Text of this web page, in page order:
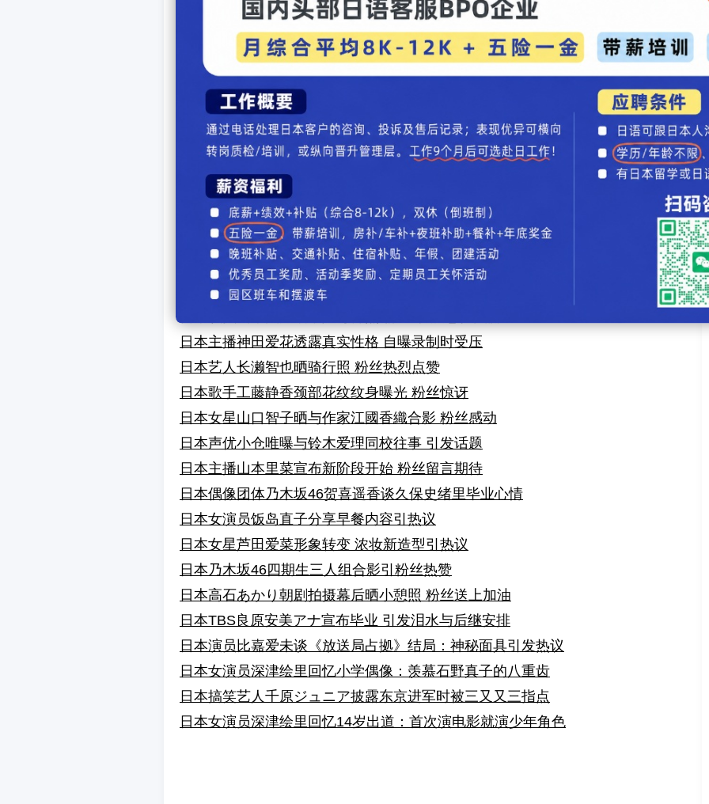
下一篇娱乐： 日本乃木坂46四期生三人组合影引粉丝热赞
【发表评论】【 加入收藏】【告诉好友】【打印此文 】【 关闭窗口】
相关文章
日本杉浦太陽谈辻希美母性与育儿日常
日本日向坂46五期生写真引发粉丝热议
日本野口健长女入选“美丽日本”决赛选手
日本高岛礼子分享“独自吃拉面”幸福瞬间
日本佐々木希与大政绫共享烧肉美照
日本乃木坂菅原咲月晒全黑装美腿照
日本辻希美长女希空曝出道前浓妆趣事
日本TBS櫻井翔中条あやみ再度主持剧集竞猜
日本主播神田爱花透露真实性格 自曝录制时受压
日本艺人长濑智也晒骑行照 粉丝热烈点赞
日本歌手工藤静香颈部花纹纹身曝光 粉丝惊讶
日本女星山口智子晒与作家江國香織合影 粉丝感动
日本声优小仓唯曝与铃木爱理同校往事 引发话题
日本主播山本里菜宣布新阶段开始 粉丝留言期待
日本偶像团体乃木坂46贺喜遥香谈久保史绪里毕业心情
日本女演员饭岛直子分享早餐内容引热议
日本女星芦田爱菜形象转变 浓妆新造型引热议
日本乃木坂46四期生三人组合影引粉丝热赞
日本高石あかり朝剧拍摄幕后晒小憩照 粉丝送上加油
日本TBS良原安美アナ宣布毕业 引发泪水与后继安排
日本演员比嘉爱未谈《放送局占拠》结局：神秘面具引发热议
日本女演员深津绘里回忆小学偶像：羡慕石野真子的八重齿
日本搞笑艺人千原ジュニア披露东京进军时被三又又三指点
日本女演员深津绘里回忆14岁出道：首次演电影就演少年角色